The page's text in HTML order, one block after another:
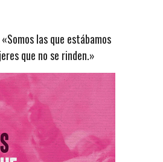
las que estábamos
que no se rinden.»